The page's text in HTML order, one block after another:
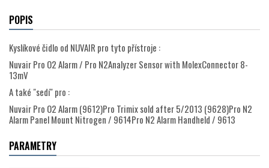
POPIS
Kyslíkové čidlo od NUVAIR pro tyto přístroje :
Nuvair Pro O2 Alarm / Pro N2Analyzer Sensor with MolexConnector 8-
13mV
A také "sedí" pro :
Nuvair Pro O2 Alarm (9612)Pro Trimix sold after 5/2013 (9628)Pro N2
Alarm Panel Mount Nitrogen / 9614Pro N2 Alarm Handheld / 9613
PARAMETRY